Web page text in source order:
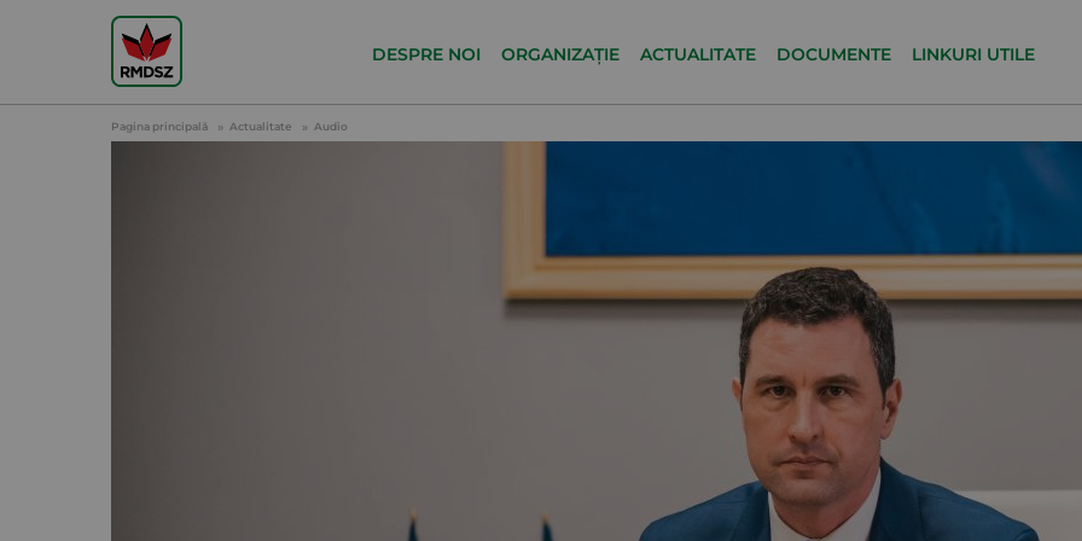
DESPRE NOI ORGANIZAȚIE ACTUALITATE DOCUMENTE LINKURI UTILE
Pagina principală Actualitate Audio